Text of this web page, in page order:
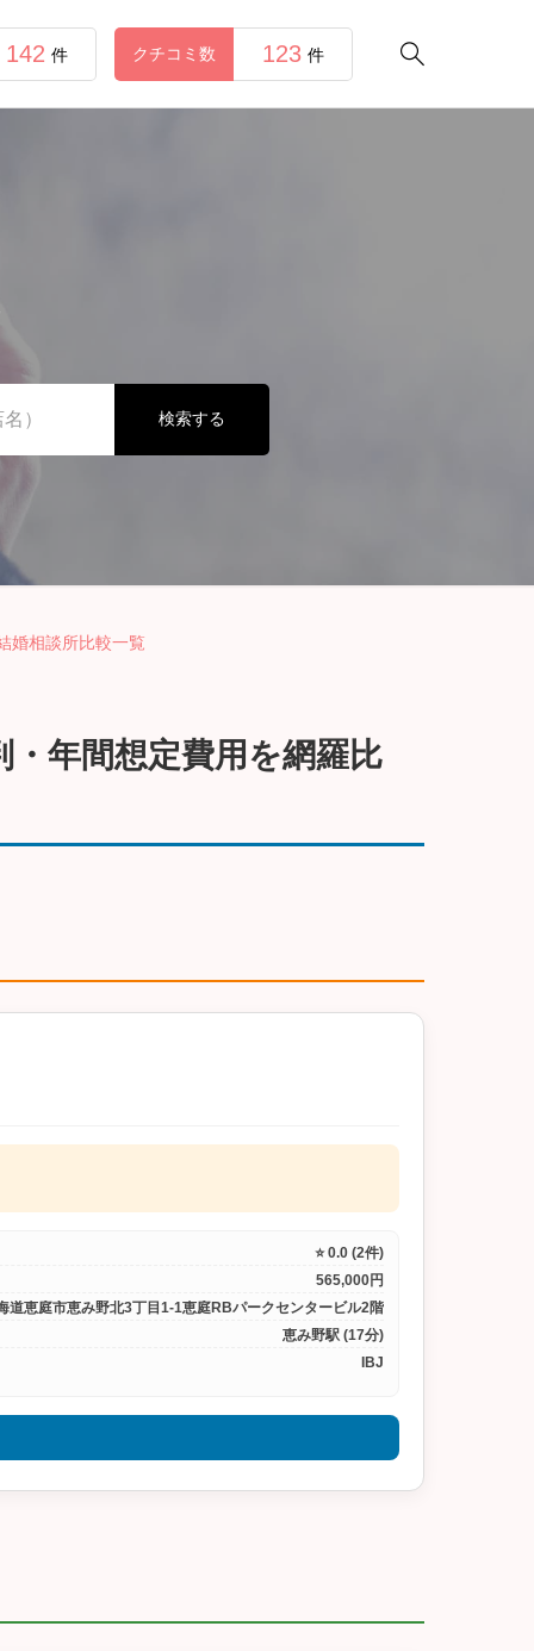

142 件 クチコミ数 123 件
検索する
婚相談所比較一覧
・年間想定費用を網羅比
⭐ 0.0 (2件)
565,000円
道恵庭市恵み野北3丁目1-1恵庭RBパークセンタービル2階
恵み野駅 (17分)
IBJ